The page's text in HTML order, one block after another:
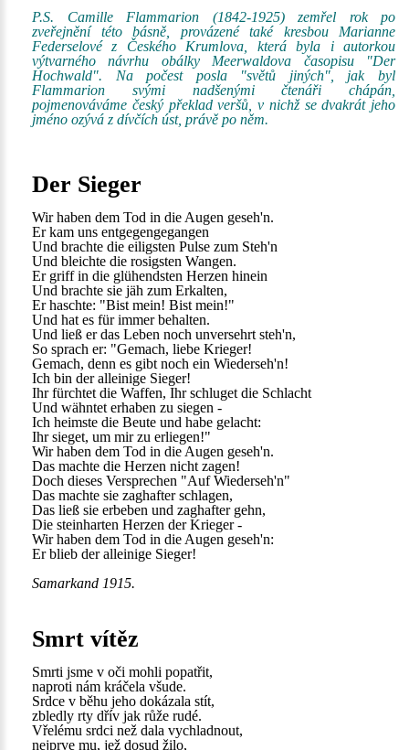
P.S. Camille Flammarion (1842-1925) zemřel rok po
zveřejnění této básně, provázené také kresbou Marianne
Federselové z Českého Krumlova, která byla i autorkou
výtvarného návrhu obálky Meerwaldova časopisu "Der
Hochwald". Na počest posla "světů jiných", jak byl
Flammarion svými nadšenými čtenáři chápán,
pojmenováváme český překlad veršů, v nichž se dvakrát jeho
jméno ozývá z dívčích úst, právě po něm.
Der Sieger
Wir haben dem Tod in die Augen geseh'n.
Er kam uns entgegengegangen
Und brachte die eiligsten Pulse zum Steh'n
Und bleichte die rosigsten Wangen.
Er griff in die glühendsten Herzen hinein
Und brachte sie jäh zum Erkalten,
Er haschte: "Bist mein! Bist mein!"
Und hat es für immer behalten.
Und ließ er das Leben noch unversehrt steh'n,
So sprach er: "Gemach, liebe Krieger!
Gemach, denn es gibt noch ein Wiederseh'n!
Ich bin der alleinige Sieger!
Ihr fürchtet die Waffen, Ihr schluget die Schlacht
Und wähntet erhaben zu siegen -
Ich heimste die Beute und habe gelacht:
Ihr sieget, um mir zu erliegen!"
Wir haben dem Tod in die Augen geseh'n.
Das machte die Herzen nicht zagen!
Doch dieses Versprechen "Auf Wiederseh'n"
Das machte sie zaghafter schlagen,
Das ließ sie erbeben und zaghafter gehn,
Die steinharten Herzen der Krieger -
Wir haben dem Tod in die Augen geseh'n:
Er blieb der alleinige Sieger!
Samarkand 1915.
Smrt vítěz
Smrti jsme v oči mohli popatřit,
naproti nám kráčela všude.
Srdce v běhu jeho dokázala stít,
zbledly rty dřív jak růže rudé.
Vřelému srdci než dala vychladnout,
nejprve mu, jež dosud žilo,